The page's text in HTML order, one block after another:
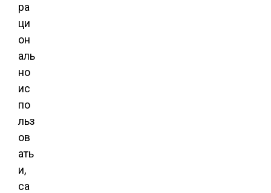
ра
ци
он
аль
но
ис
по
льз
ов
ать
и,
са